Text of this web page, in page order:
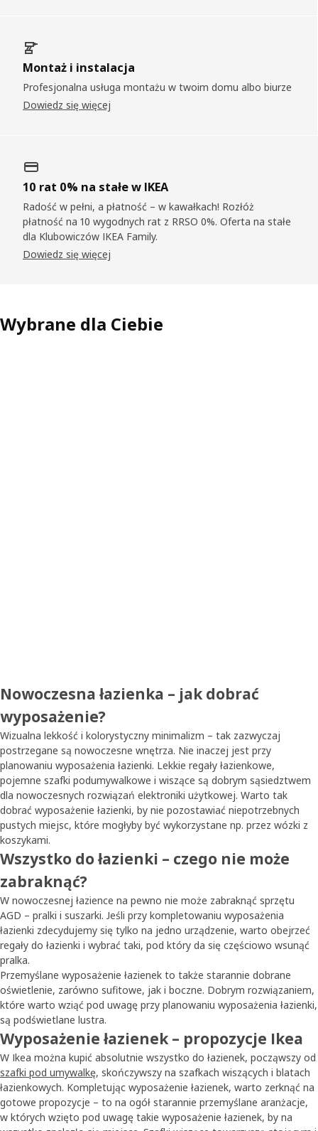
Montaż i instalacja
Profesjonalna usługa montażu w twoim domu albo biurze
Dowiedz się więcej
10 rat 0% na stałe w IKEA
Radość w pełni, a płatność – w kawałkach! Rozłóż
płatność na 10 wygodnych rat z RRSO 0%. Oferta na stałe
dla Klubowiczów IKEA Family.
Dowiedz się więcej
Wybrane dla Ciebie
Nowoczesna łazienka – jak dobrać
wyposażenie?
Wizualna lekkość i kolorystyczny minimalizm – tak zazwyczaj
postrzegane są nowoczesne wnętrza. Nie inaczej jest przy
planowaniu wyposażenia łazienki. Lekkie regały łazienkowe,
pojemne szafki podumywalkowe i wiszące są dobrym sąsiedztwem
dla nowoczesnych rozwiązań elektroniki użytkowej. Warto tak
dobrać wyposażenie łazienki, by nie pozostawiać niepotrzebnych
pustych miejsc, które mogłyby być wykorzystane np. przez wózki z
koszykami.
Wszystko do łazienki – czego nie może
zabraknąć?
W nowoczesnej łazience na pewno nie może zabraknąć sprzętu
AGD – pralki i suszarki. Jeśli przy kompletowaniu wyposażenia
łazienki zdecydujemy się tylko na jedno urządzenie, warto obejrzeć
regały do łazienki i wybrać taki, pod który da się częściowo wsunąć
pralka.
Przemyślane wyposażenie łazienek to także starannie dobrane
oświetlenie, zarówno sufitowe, jak i boczne. Dobrym rozwiązaniem,
które warto wziąć pod uwagę przy planowaniu wyposażenia łazienki,
są podświetlane lustra.
Wyposażenie łazienek – propozycje Ikea
W Ikea można kupić absolutnie wszystko do łazienek, począwszy od
szafki pod umywalkę, skończywszy na szafkach wiszących i blatach
łazienkowych. Kompletując wyposażenie łazienek, warto zerknąć na
gotowe propozycje – to na ogół starannie przemyślane aranżacje,
w których wzięto pod uwagę takie wyposażenie łazienek, by na